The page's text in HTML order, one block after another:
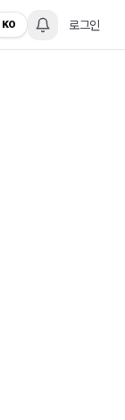
KO 로그인